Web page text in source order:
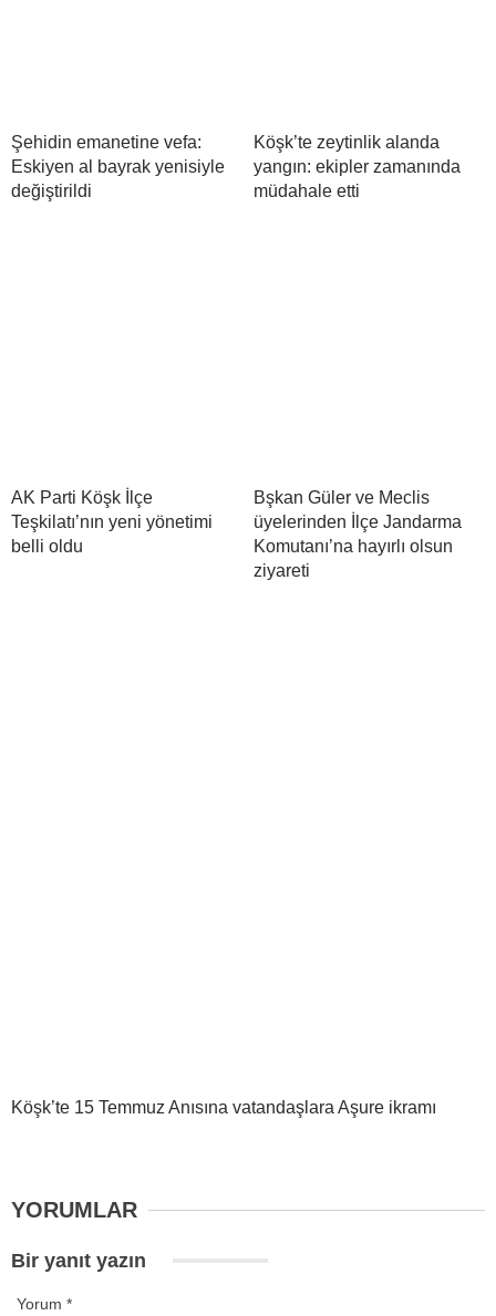
Şehidin emanetine vefa:
Eskiyen al bayrak yenisiyle
değiştirildi
Köşk’te zeytinlik alanda
yangın: ekipler zamanında
müdahale etti
AK Parti Köşk İlçe
Teşkilatı’nın yeni yönetimi
belli oldu
Bşkan Güler ve Meclis
üyelerinden İlçe Jandarma
Komutanı’na hayırlı olsun
ziyareti
Köşk’te 15 Temmuz Anısına vatandaşlara Aşure ikramı
YORUMLAR
Bir yanıt yazın
Yorum *